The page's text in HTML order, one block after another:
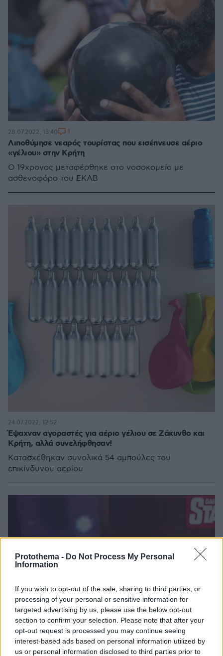
Protothema - Do Not Process My Personal
Information
If you wish to opt-out of the sale, sharing to third parties, or
processing of your personal or sensitive information for
targeted advertising by us, please use the below opt-out
section to confirm your selection. Please note that after your
opt-out request is processed you may continue seeing
interest-based ads based on personal information utilized by
us or personal information disclosed to third parties prior to
Λιποθύμησε νεαρός τουρίστας που εισέπνευσε αέριο
«γέλιου» στην Κρήτη
Ο 19χρονος μεταφέρθηκε στο νοσοκομείο με
ασθενοφόρο του ΕΚΑΒ
28.07.2022, 13:40 1
Έψαχναν αγοραστές για αέριο γέλιου σε Ζάκυνθο και
Κρήτη, αλλά συνελήφθησαν!
Κατασχέθηκαν συνολικά 54 αμπούλες του
επικίνδυνου αερίου
24.07.2022, 12:52